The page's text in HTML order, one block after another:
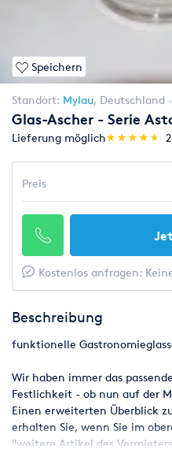
Speichern
Standort: Mylau, Deutschland
Glas-Ascher - Serie
Lieferung möglich(*)
★
★
(*)★
★
(*) ★
★
(*) ★
★
(*) ★
★
Preis
Kostenlos anfragen:
Beschreibung
funktionelle
Wir haben immer das
Festlichkeit - ob nun auf der
Einen erweiterten Überblick
erhalten Sie, wenn Sie im
"weitere Artikel des